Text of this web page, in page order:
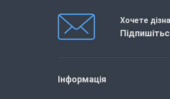
Хочете
Інформація